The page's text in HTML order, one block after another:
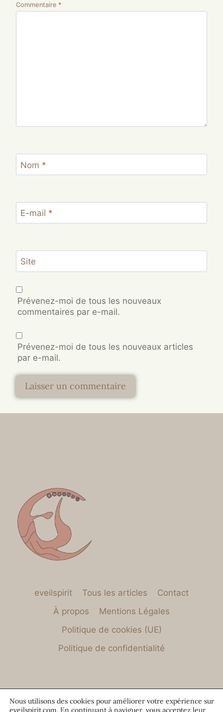
Commentaire *
Nom *
E-mail *
Site
Prévenez-moi de tous les nouveaux
commentaires par e-mail.
Prévenez-moi de tous les nouveaux articles
par e-mail.
eveilspirit Tous les articles
Contact
À propos
Mentions Légales
Politique de cookies (UE)
Politique de confidentialité
Nous utilisons des cookies pour améliorer votre expérience sur
eveilspirit.com. En continuant à naviguer, vous acceptez leur